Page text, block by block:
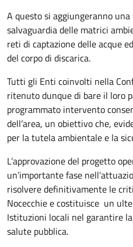
A questo si aggiungeranno
salvaguardia delle matrici
reti di captazione delle acque
del corpo di discarica.
Tutti gli Enti coinvolti nella
ritenuto dunque di bare il loro
programmato intervento
dell’area, un obiettivo che,
per la tutela ambientale e la
L’approvazione del progetto
un’importante fase
risolvere definitivamente le
Nocecchie e costituisce un
Istituzioni locali nel garantire
salute pubblica.